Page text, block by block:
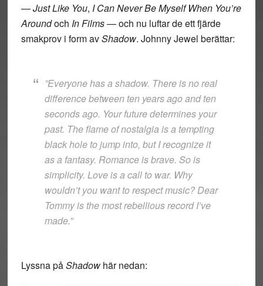
—Just Like You, I Can Never Be Myself When You’re
Aroundoch In Films— och nu luftar de ett fjärde
smakprov i form avShadow. Johnny Jewel berättar:
”Everyone has a shadow. There is no real
difference between ten years ago and ten
seconds ago. Your future determines your
past. The flame of nostalgia is a tempting
black hole to jump into, but I recognize it
as a fantasy. Romance is brave. So is
simplicity. Love is a call to war. Why
wouldn’t you want to respect music? Dear
Tommy is the most rebellious record I’ve
made.”
Lyssna påShadowhär nedan: